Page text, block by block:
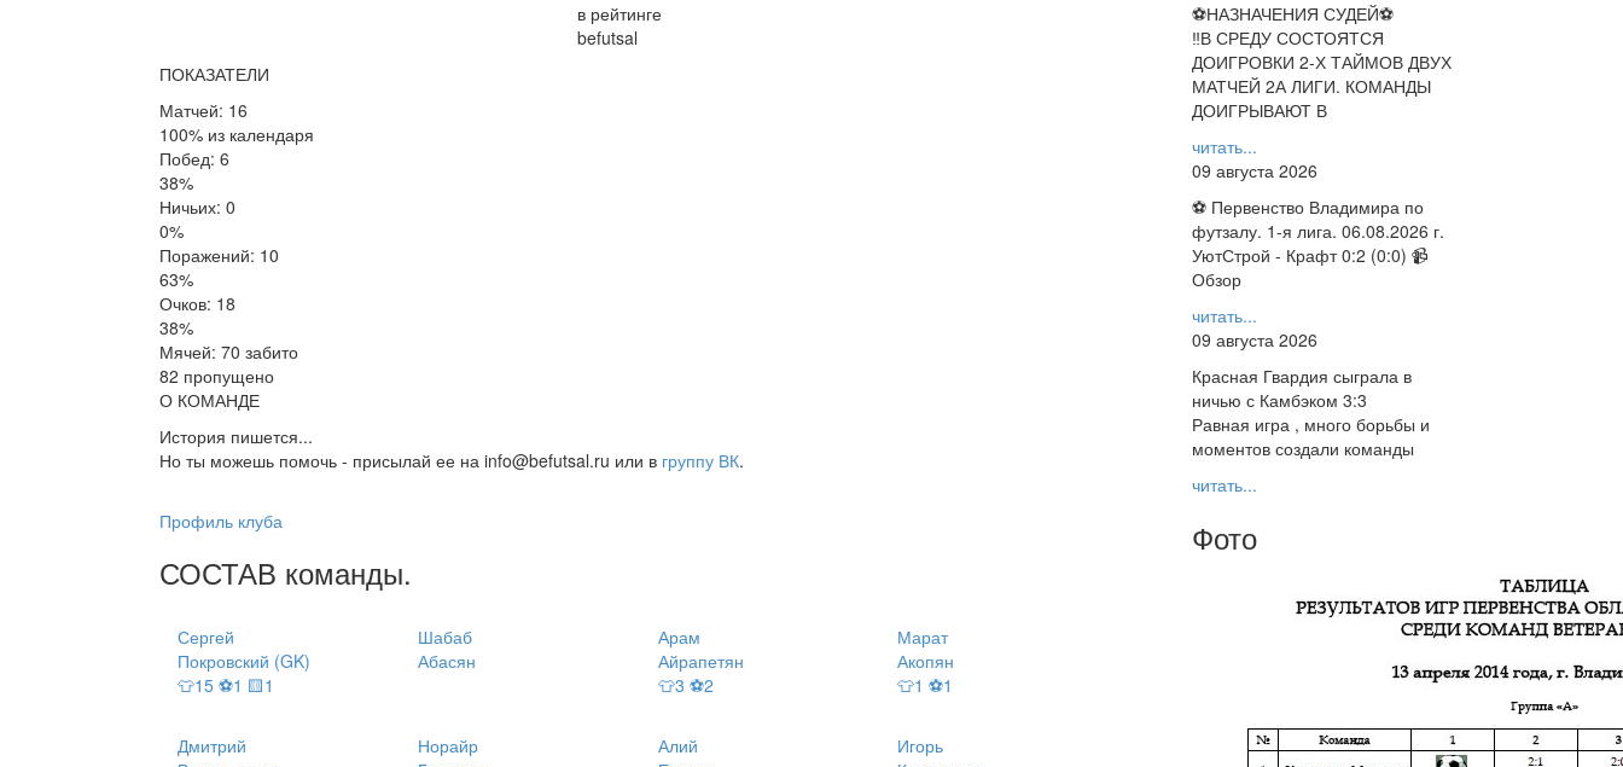
в рейтинге
befutsal
ПОКАЗАТЕЛИ
Матчей: 16
100% из календаря
Побед: 6
38%
Ничьих: 0
0%
Поражений: 10
63%
Очков: 18
38%
Мячей: 70 забито
82 пропущено
О КОМАНДЕ
История пишется...
Но ты можешь помочь - присылай ее на info@befutsal.ru или в группу ВК.
Профиль клуба
СОСТАВ команды.
Сергей
Покровский (GK)
👕15 ⚽1 🟨1
Шабаб
Абасян
Арам
Айрапетян
👕3 ⚽2
Марат
Акопян
👕1 ⚽1
Дмитрий
Норайр
Алий
Игорь
⚽НАЗНАЧЕНИЯ СУДЕЙ⚽
‼В СРЕДУ СОСТОЯТСЯ
ДОИГРОВКИ 2-Х ТАЙМОВ ДВУХ
МАТЧЕЙ 2А ЛИГИ. КОМАНДЫ
ДОИГРЫВАЮТ В
читать...
09 августа 2026
⚽ Первенство Владимира по
футзалу. 1-я лига. 06.08.2026 г.
УютСтрой - Крафт 0:2 (0:0) 📹
Обзор
читать...
09 августа 2026
Красная Гвардия сыграла в
ничью с Камбэком 3:3
Равная игра , много борьбы и
моментов создали команды
читать...
Фото